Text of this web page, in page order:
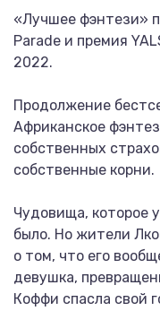
«Лучшее фэнтези»
Parade и премия
2022.
Продолжение
Африканское
собственных
собственные корни.
Чудовища, которое
было. Но жители
о том, что его
девушка,
Коффи спасла свой